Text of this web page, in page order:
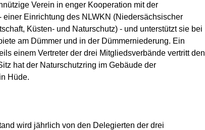
Verein in enger Kooperation mit der
einer Einrichtung des NLWKN (Niedersächsischer
Küsten- und Naturschutz) - und unterstützt sie bei
am Dümmer und in der Dümmerniederung. Ein
einem Vertreter der drei Mitgliedsverbände vertritt den
hat der Naturschutzring im Gebäude der
Hüde.
wird jährlich von den Delegierten der drei